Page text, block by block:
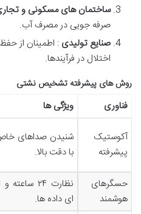
ساختمان های مسکونی و
صرفه جویی در مصرف آب.
صنایع تولیدی : اطمینان از
اختلال در فرآیندها.
روش های پیشرفته تشخیص نشتی
فناوری ویژگی ها
آکوستیک
پیشرفته
شنیدن صداهای
با دقت بالا.
حسگرهای
هوشمند
نظارت ۲۴
ای داده ها.